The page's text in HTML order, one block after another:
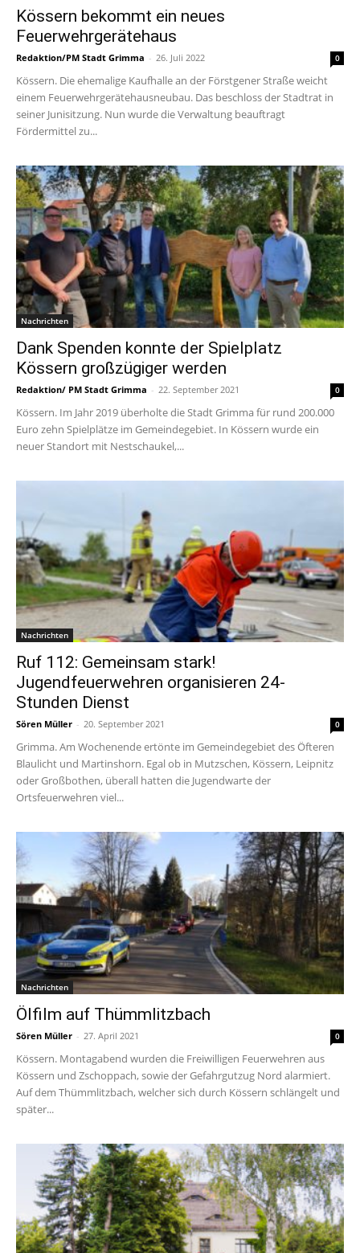
Kössern bekommt ein neues
Feuerwehrgerätehaus
Redaktion/PM Stadt Grimma - 26. Juli 2022 0
Kössern. Die ehemalige Kaufhalle an der Förstgener Straße weicht
einem Feuerwehrgerätehausneubau. Das beschloss der Stadtrat in
seiner Junisitzung. Nun wurde die Verwaltung beauftragt
Fördermittel zu...
Nachrichten
Dank Spenden konnte der Spielplatz
Kössern großzügiger werden
Redaktion/ PM Stadt Grimma - 22. September 2021 0
Kössern. Im Jahr 2019 überholte die Stadt Grimma für rund 200.000
Euro zehn Spielplätze im Gemeindegebiet. In Kössern wurde ein
neuer Standort mit Nestschaukel,...
Nachrichten
Ruf 112: Gemeinsam stark!
Jugendfeuerwehren organisieren 24-
Stunden Dienst
Sören Müller - 20. September 2021 0
Grimma. Am Wochenende ertönte im Gemeindegebiet des Öfteren
Blaulicht und Martinshorn. Egal ob in Mutzschen, Kössern, Leipnitz
oder Großbothen, überall hatten die Jugendwarte der
Ortsfeuerwehren viel...
Nachrichten
Ölfilm auf Thümmlitzbach
Sören Müller - 27. April 2021 0
Kössern. Montagabend wurden die Freiwilligen Feuerwehren aus
Kössern und Zschoppach, sowie der Gefahrgutzug Nord alarmiert.
Auf dem Thümmlitzbach, welcher sich durch Kössern schlängelt und
später...